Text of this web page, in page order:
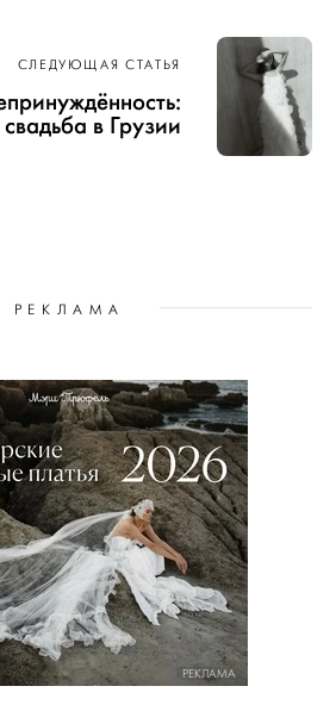
СЛЕДУЮЩАЯ СТАТЬЯ
свадьба в Грузии
РЕКЛАМА
РЕКЛАМА